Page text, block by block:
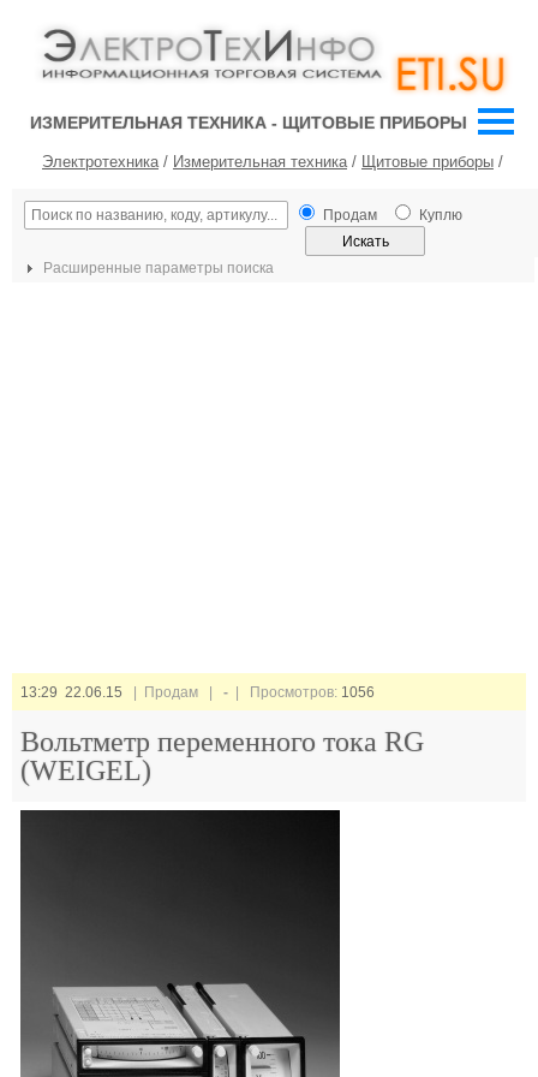
ИЗМЕРИТЕЛЬНАЯ ТЕХНИКА - ЩИТОВЫЕ ПРИБОРЫ
Электротехника/ Измерительная техника/ Щитовые приборы /
Продам Куплю
Расширенные параметры поиска
13:29 22.06.15 | Продам | - | Просмотров: 1056
Вольтметр переменного тока RG
(WEIGEL)